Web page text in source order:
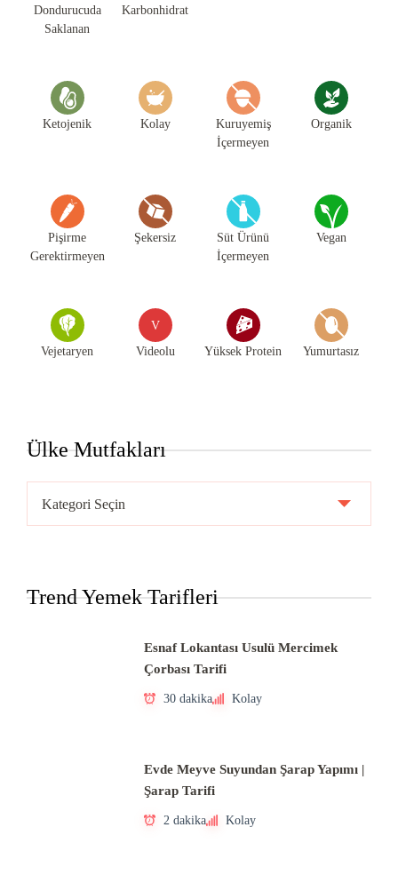
Dondurucuda
Saklanan
Karbonhidrat
Ketojenik Kolay
Kuruyemiş
İçermeyen
Organik
Pişirme
Gerektirmeyen
Şekersiz
Süt Ürünü
İçermeyen
Vegan
Vejetaryen
V
Videolu Yüksek Protein Yumurtasız
Ülke Mutfakları
Mutfakları
Trend Yemek Tarifleri
Esnaf Lokantası Usulü Mercimek
Çorbası Tarifi
30 dakika Kolay
Evde Meyve Suyundan Şarap Yapımı |
Şarap Tarifi
2 dakika Kolay